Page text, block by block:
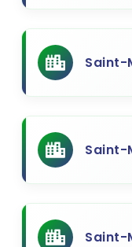
Saint-
Saint-
Saint-